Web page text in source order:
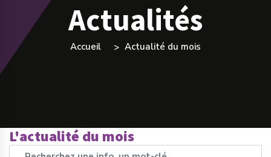
Actualités
Accueil Actualité du mois
L'actualité du mois